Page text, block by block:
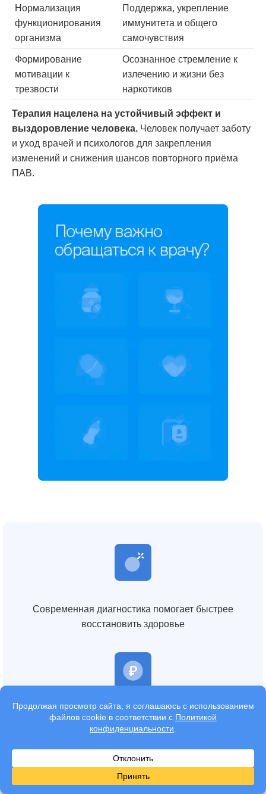
Нормализация
функционирования
организма
Поддержка, укрепление
иммунитета и общего
самочувствия
Формирование
мотивации к
трезвости
Осознанное стремление к
излечению и жизни без
наркотиков
Терапия нацелена на устойчивый эффект и
выздоровление человека. Человек получает заботу
и уход врачей и психологов для закрепления
изменений и снижения шансов повторного приёма
ПАВ.
Современная диагностика помогает быстрее
восстановить здоровье
Снижение работоспособности влияет на качество
жизни и финансовую стабильность